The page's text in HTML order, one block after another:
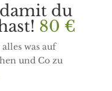
du
80 €
was auf
und Co zu